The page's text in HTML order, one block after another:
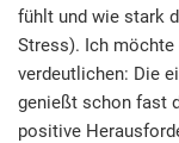
fühlt und wie stark
Stress). Ich möchte
verdeutlichen: Die
genießt schon fast
positive